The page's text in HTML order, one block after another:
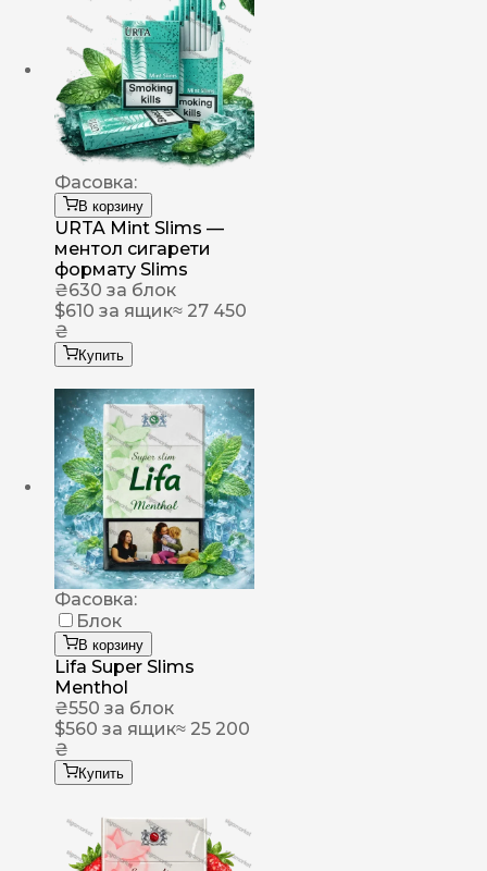
Фасовка:
В корзину
URTA Mint Slims —
ментол сигарети
формату Slims
₴630 за блок
$610 за ящик≈ 27 450
₴
Купить
Фасовка:
Блок
В корзину
Lifa Super Slims
Menthol
₴550 за блок
$560 за ящик≈ 25 200
₴
Купить